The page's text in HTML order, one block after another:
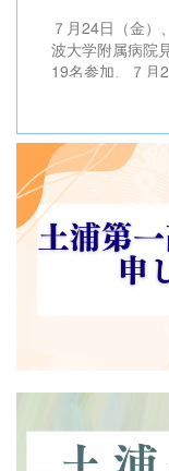
話があり、２人
師、土浦一高出
セージが送られ
科によって携わ
か」「高校時代
は」等、率直な
の度に病院側の
れました。「我
働いているが、
ることがなく
います」という
これから医師と
７月24日（金）
波大学附属病院
19名参加、７月
見学＋ヘリポー
法による血圧測
属病院の特色に
した。普段行け
実を垣間見るこ
「聴診法による
闘しながらも
ると、生徒た
を込めて説明
変感動し、医
す。